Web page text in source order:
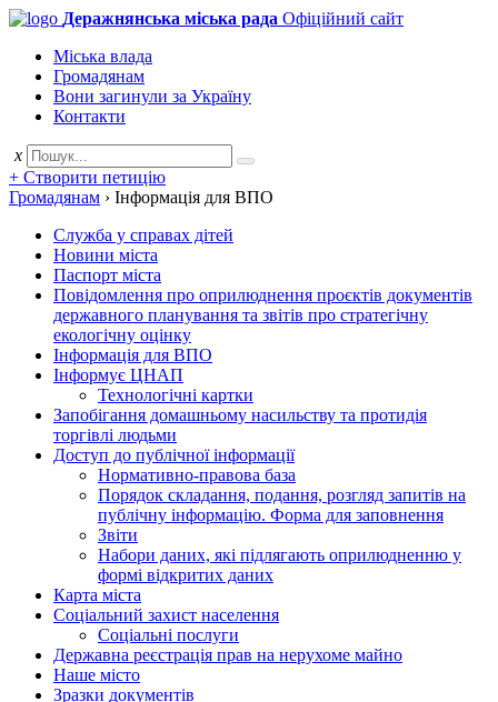
Деражнянська міська рада Офіційний сайт
Міська влада
Громадянам
Вони загинули за Україну
Контакти
x
+ Створити петицію
Громадянам › Інформація для ВПО
Служба у справах дітей
Новини міста
Паспорт міста
Повідомлення про оприлюднення проєктів документів
державного планування та звітів про стратегічну
екологічну оцінку
Інформація для ВПО
Інформує ЦНАП
Технологічні картки
Запобігання домашньому насильству та протидія
торгівлі людьми
Доступ до публічної інформації
Нормативно-правова база
Порядок складання, подання, розгляд запитів на
публічну інформацію. Форма для заповнення
Звіти
Набори даних, які підлягають оприлюдненню у
формі відкритих даних
Карта міста
Соціальний захист населення
Соціальні послуги
Державна реєстрація прав на нерухоме майно
Наше місто
Зразки документів